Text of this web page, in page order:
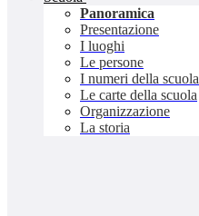
Panoramica
Presentazione
I luoghi
Le persone
I numeri della scuola
Le carte della scuola
Organizzazione
La storia